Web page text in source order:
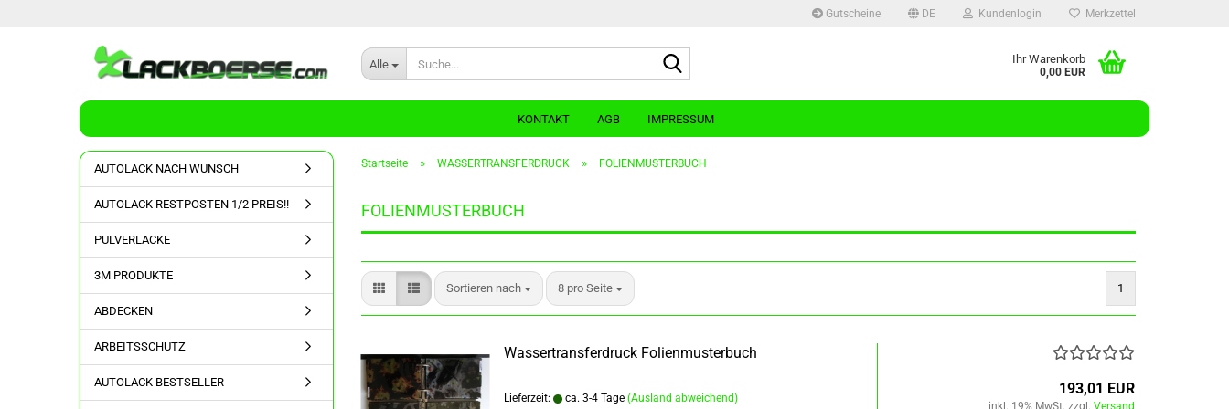
Gutscheine DE Kundenlogin
Konto erstellen
Merkzettel
Alle Ihr Warenkorb
0,00 EUR
KONTAKT AGB IMPRESSUM
Startseite » WASSERTRANSFERDRUCK » FOLIENMUSTERBUCH
FOLIENMUSTERBUCH
Sortieren nach
Sortieren nach 8 pro Seite
pro Seite 1
Wassertransferdruck Folienmusterbuch
Lieferzeit: ca. 3-4 Tage (Ausland abweichend)
193,01 EUR
inkl. 19% MwSt. zzgl. Versand
AUTOLACK NACH WUNSCH
AUTOLACK RESTPOSTEN 1/2 PREIS!!
PULVERLACKE
3M PRODUKTE
ABDECKEN
ARBEITSSCHUTZ
AUTOLACK BESTSELLER